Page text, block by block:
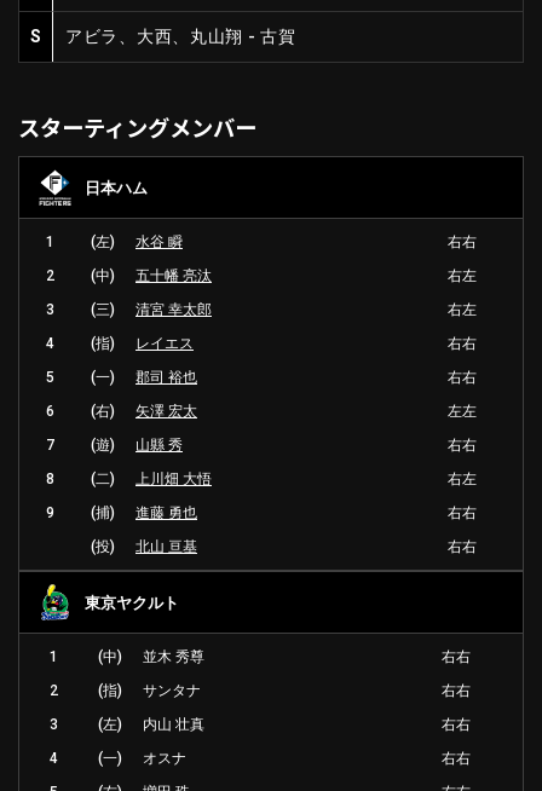
S アビラ、大西、丸山翔 - 古賀
スターティングメンバー
日本ハム
1 (左) 水谷 瞬
右右
2
(中) 五十幡 亮汰
右左
3
(三) 清宮 幸太郎
右左
4
(指) レイエス
右右
5
(一) 郡司 裕也
右右
6
(右) 矢澤 宏太
左左
7
(遊) 山縣 秀
右右
8
(二) 上川畑 大悟
右左
9
(捕) 進藤 勇也
右右
(投)
北山 亘基 右右
東京ヤクルト
1 (中) 並木 秀尊
右右
2
(指) サンタナ
右右
3
(左) 内山 壮真
右右
4
(一) オスナ
右右